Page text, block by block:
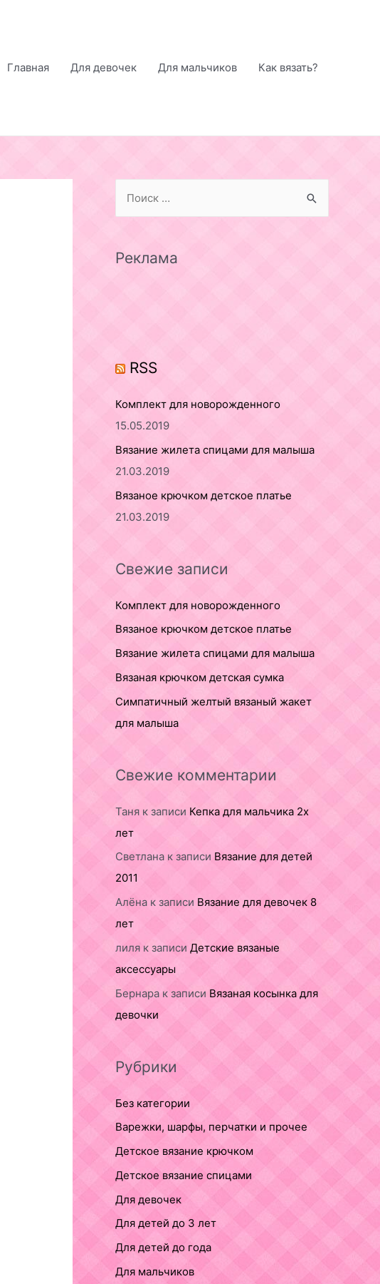
Главная
Для девочек Для мальчиков Как вязать?
rРеклама
RSS
Комплект для новорожденного
15.05.2019
Вязание жилета спицами для малыша
21.03.2019
Вязаное крючком детское платье
21.03.2019
Свежие записи
Комплект для новорожденного
Вязаное крючком детское платье
Вязание жилета спицами для малыша
Вязаная крючком детская сумка
Симпатичный желтый вязаный жакет
для малыша
Свежие комментарии
Таня к записи Кепка для мальчика 2х
лет
Светлана к записи Вязание для детей
2011
Алёна к записи Вязание для девочек 8
лет
лиля к записи Детские вязаные
аксессуары
Бернара к записи Вязаная косынка для
девочки
Рубрики
Без категории
Варежки, шарфы, перчатки и прочее
Детское вязание крючком
Детское вязание спицами
Для девочек
Для детей до 3 лет
Для детей до года
Для мальчиков